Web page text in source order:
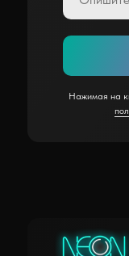
Нажимая на